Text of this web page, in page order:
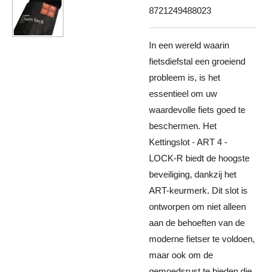
8721249488023
In een wereld waarin
fietsdiefstal een groeiend
probleem is, is het
essentieel om uw
waardevolle fiets goed te
beschermen. Het
Kettingslot - ART 4 -
LOCK-R biedt de hoogste
beveiliging, dankzij het
ART-keurmerk. Dit slot is
ontworpen om niet alleen
aan de behoeften van de
moderne fietser te voldoen,
maar ook om de